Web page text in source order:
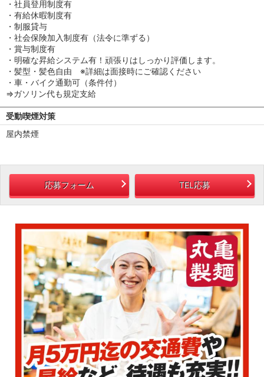
・社員登用制度有
・有給休暇制度有
・制服貸与
・社会保険加入制度有（法令に準ずる）
・賞与制度有
・明確な昇給システム有！頑張りはしっかり評価します。
・髪型・髪色自由 ※詳細は面接時にご確認ください
・車・バイク通勤可（条件付）
⇒ガソリン代も規定支給
受動喫煙対策
屋内禁煙
応募フォーム TEL応募